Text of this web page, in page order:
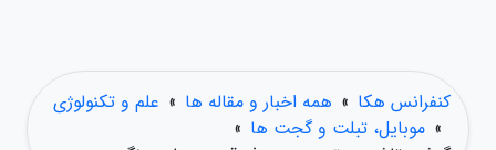
کنفرانس هکا » همه اخبار و مقاله ها » علم و تکنولوژی
» موبایل، تبلت و گجت ها »